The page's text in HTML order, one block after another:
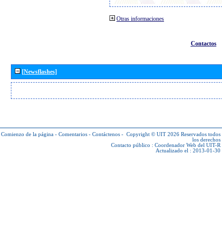
Otras informaciones
Contactos
[Newsflashes]
Comienzo de la página - Comentarios - Contáctenos - Copyright © UIT 2026 Reservados todos
los derechos
Contacto público : Coordenador Web del UIT-R
Actualizado el : 2013-01-30